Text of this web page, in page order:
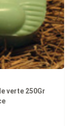
verte 250Gr